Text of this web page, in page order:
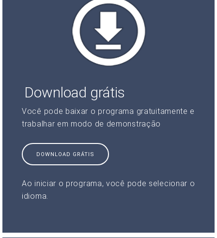
Download grátis
Você pode baixar o programa gratuitamente e
trabalhar em modo de demonstração
DOWNLOAD GRÁTIS
Ao iniciar o programa, você pode selecionar o
idioma.